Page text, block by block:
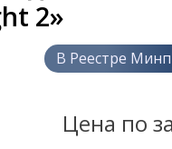
2»
В Реестре
Цена по